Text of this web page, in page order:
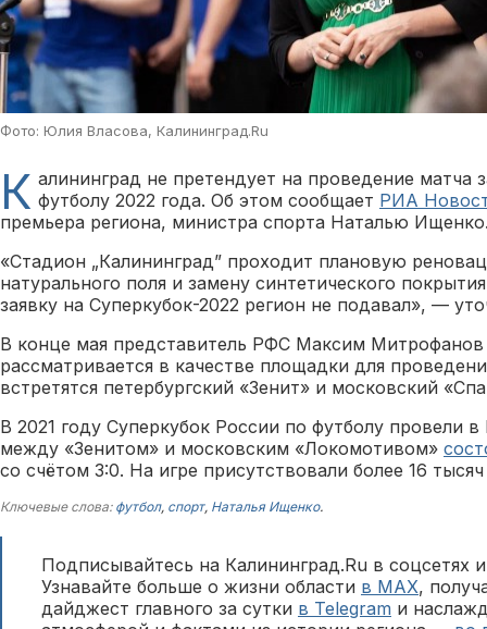
Фото: Юлия Власова, Калининград.Ru
К алининград не претендует на проведение матча
футболу 2022 года. Об этом сообщает РИА
премьера региона, министра спорта Наталью
«Стадион „Калининград” проходит плановую
натурального поля и замену синтетического
заявку на Суперкубок-2022 регион не подавал», —
В конце мая представитель РФС Максим
рассматривается в качестве площадки для
встретятся петербургский «Зенит» и московский
В 2021 году Суперкубок России по футболу провели
между «Зенитом» и московским «Локомотивом»
со счётом 3:0. На игре присутствовали более 16
Ключевые слова: футбол, спорт, Наталья Ищенко.
Подписывайтесь на Калининград.Ru в соцсетях
Узнавайте больше о жизни области в MAX,
дайджест главного за сутки в Telegram и